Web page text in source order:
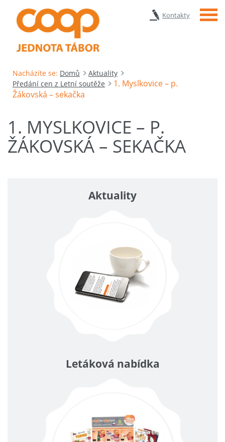
Kontakty Menu
Nacházíte se: Domů
Aktuality
Předání cen z Letní soutěže
1. Myslkovice – p.
Žákovská – sekačka
1. MYSLKOVICE – P.
ŽÁKOVSKÁ – SEKAČKA
Aktuality
Letáková nabídka